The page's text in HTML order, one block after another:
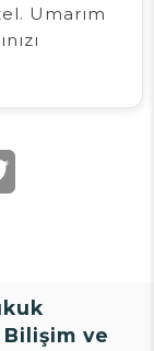
Umarım
Bilişim ve